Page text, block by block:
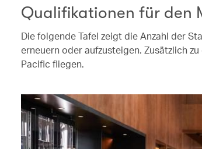
Qualifikationen für den
Die folgende Tafel zeigt die Anzahl der
erneuern oder aufzusteigen. Zusätzlich
Pacific fliegen.